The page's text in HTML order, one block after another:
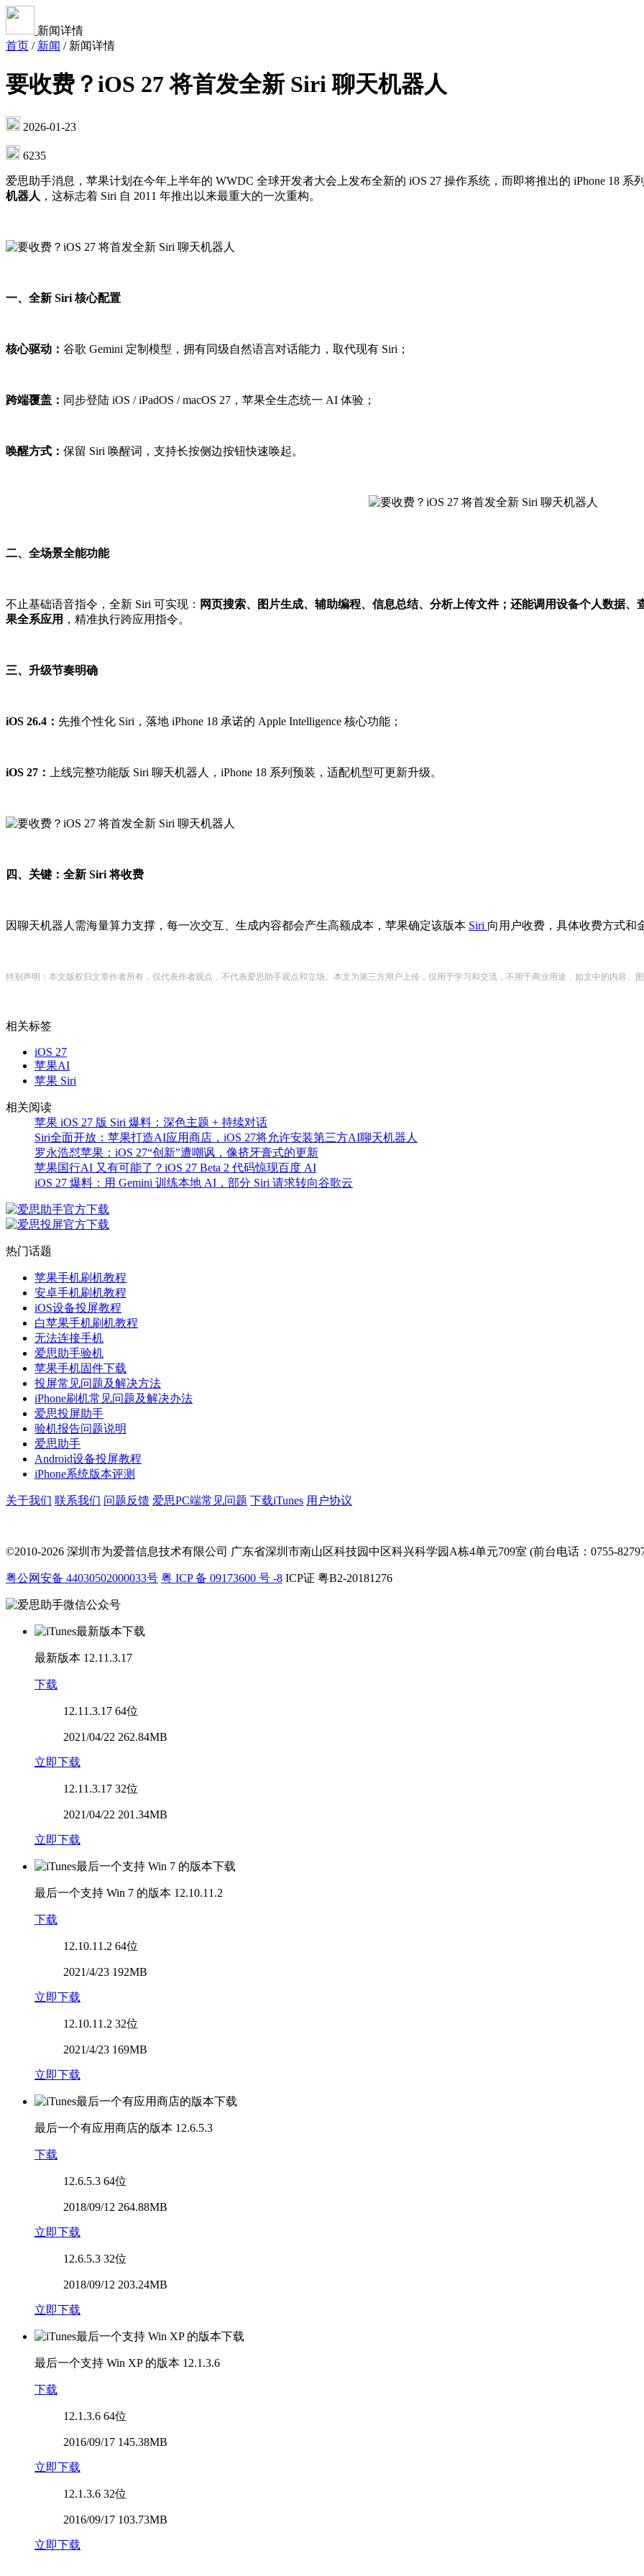
新闻详情
首页 / 新闻 / 新闻详情
要收费？iOS 27 将首发全新 Siri 聊天机器人
2026-01-23
6235
爱思助手消息，苹果计划在今年上半年的 WWDC 全球开发者大会上发布全新的 iOS 27 操作系统，而即将推出的 iPhone 18 系
机器人 ，这标志着 Siri 自 2011 年推出以来最重大的一次重构。
一、全新 Siri 核心配置
核心驱动： 谷歌 Gemini 定制模型，拥有同级自然语言对话能力，取代现有 Siri；
跨端覆盖： 同步登陆 iOS / iPadOS / macOS 27，苹果全生态统一 AI 体验；
唤醒方式： 保留 Siri 唤醒词，支持长按侧边按钮快速唤起。
二、全场景全能功能
不止基础语音指令，全新 Siri 可实现： 网页搜索、图片生成、辅助编程、信息总结、分析上传文件；还能调用设备个人数据
果全系应用 ，精准执行跨应用指令。
三、升级节奏明确
iOS 26.4： 先推个性化 Siri，落地 iPhone 18 承诺的 Apple Intelligence 核心功能；
iOS 27： 上线完整功能版 Siri 聊天机器人，iPhone 18 系列预装，适配机型可更新升级。
四、关键：全新 Siri 将收费
因聊天机器人需海量算力支撑，每一次交互、生成内容都会产生高额成本，苹果确定该版本 Siri 向用户收费，具体收费方式和
特别声明：本文版权归文章作者所有，仅代表作者观点，不代表爱思助手观点和立场。本文为第三方用户上传，仅用于学习和交流，不用于商业用途，如文中的内容、
相关标签
iOS 27
苹果AI
苹果 Siri
相关阅读
苹果 iOS 27 版 Siri 爆料：深色主题 + 持续对话
Siri全面开放：苹果打造AI应用商店，iOS 27将允许安装第三方AI聊天机器人
罗永浩怼苹果：iOS 27“创新”遭嘲讽，像挤牙膏式的更新
苹果国行AI 又有可能了？iOS 27 Beta 2 代码惊现百度 AI
iOS 27 爆料：用 Gemini 训练本地 AI，部分 Siri 请求转向谷歌云
热门话题
苹果手机刷机教程
安卓手机刷机教程
iOS设备投屏教程
白苹果手机刷机教程
无法连接手机
爱思助手验机
苹果手机固件下载
投屏常见问题及解决方法
iPhone刷机常见问题及解决办法
爱思投屏助手
验机报告问题说明
爱思助手
Android设备投屏教程
iPhone系统版本评测
关于我们 联系我们 问题反馈 爱思PC端常见问题 下载iTunes 用户协议
©2010-2026 深圳市为爱普信息技术有限公司 广东省深圳市南山区科技园中区科兴科学园A栋4单元709室 (前台电话：0755-
粤公网安备 44030502000033号 粤 ICP 备 09173600 号 -8 ICP证 粤B2-20181276
最新版本 12.11.3.17
下载
12.11.3.17 64位
2021/04/22 262.84MB
立即下载
12.11.3.17 32位
2021/04/22 201.34MB
立即下载
最后一个支持 Win 7 的版本 12.10.11.2
下载
12.10.11.2 64位
2021/4/23 192MB
立即下载
12.10.11.2 32位
2021/4/23 169MB
立即下载
最后一个有应用商店的版本 12.6.5.3
下载
12.6.5.3 64位
2018/09/12 264.88MB
立即下载
12.6.5.3 32位
2018/09/12 203.24MB
立即下载
最后一个支持 Win XP 的版本 12.1.3.6
下载
12.1.3.6 64位
2016/09/17 145.38MB
立即下载
12.1.3.6 32位
2016/09/17 103.73MB
立即下载